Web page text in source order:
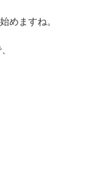
めますね。